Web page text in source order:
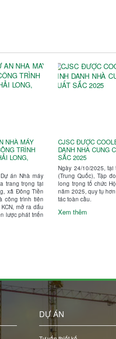
NHÀ MÁY
TRÌNH
LONG,
án Nhà máy
trang trọng tại
xã Đông Tiền
công trình tiên
mở ra dấu
lược phát triển
CJSC ĐƯỢC
DANH NHÀ CUNG
SẮC 2025
Ngày 24/10/2025,
(Trung Quốc), Tập
long trọng tổ chức
năm 2025, quy tụ
tác toàn cầu.
Xem thêm
DỰ ÁN